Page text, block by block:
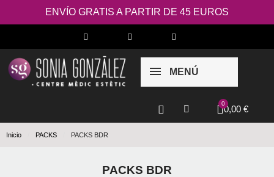
ENVÍO GRATIS A PARTIR DE 45 EUROS
MENÚ
0,00 €
Inicio PACKS PACKS BDR
PACKS BDR